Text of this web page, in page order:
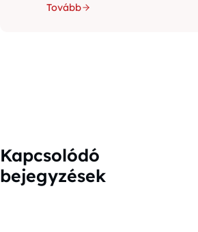
Tovább
Kapcsolódó
bejegyzések